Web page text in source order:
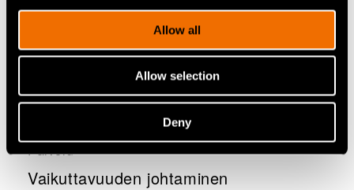
Allow all
Allow selection
Deny
Palvelu
Vaikuttavuuden johtaminen